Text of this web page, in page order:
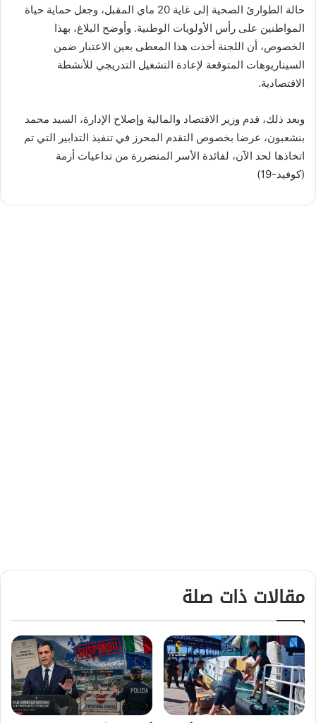
حالة الطوارئ الصحية إلى غاية 20 ماي المقبل، وجعل حماية حياة
المواطنين على رأس الأولويات الوطنية. وأوضح البلاغ، بهذا
الخصوص، أن اللجنة أخذت هذا المعطى بعين الاعتبار ضمن
السيناريوهات المتوقعة لإعادة التشغيل التدريجي للأنشطة
الاقتصادية.
وبعد ذلك، قدم وزير الاقتصاد والمالية وإصلاح الإدارة، السيد محمد
بنشعبون، عرضا بخصوص التقدم المحرز في تنفيذ التدابير التي تم
اتخاذها لحد الآن، لفائدة الأسر المتضررة من تداعيات أزمة
(كوفيد-19)
مقالات ذات صلة